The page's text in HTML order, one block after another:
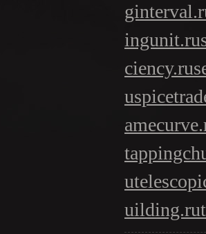
ingunit.ru
ciency.ru
u
u
uilding.ru